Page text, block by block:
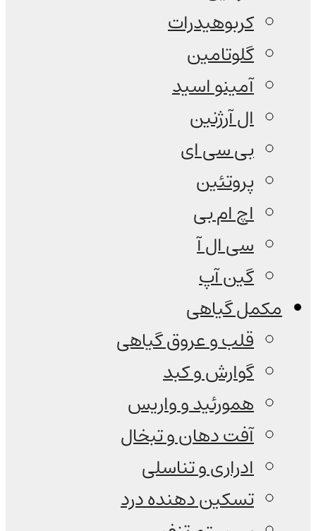
کربوهیدرات
گلوتامین
آمینو اسید
ال آرژنین
بی سی ای
پروتئین
اچ ام بی
سی ال آ
گین آپ
مکمل گیاهی
قلب و عروق گیاهی
گوارش و کبد
همورئید و واریس
آفت دهان و تبخال
ادراری و تناسلی
تسکین دهنده درد